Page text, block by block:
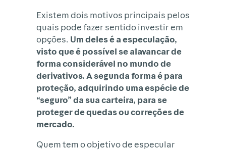
Existem dois motivos principais pelos
quais pode fazer sentido investir em
opções. Um deles é a especulação,
visto que é possível se alavancar de
forma considerável no mundo de
derivativos. A segunda forma é para
proteção, adquirindo uma espécie de
“seguro” da sua carteira, para se
proteger de quedas ou correções de
mercado.
Quem tem o objetivo de especular